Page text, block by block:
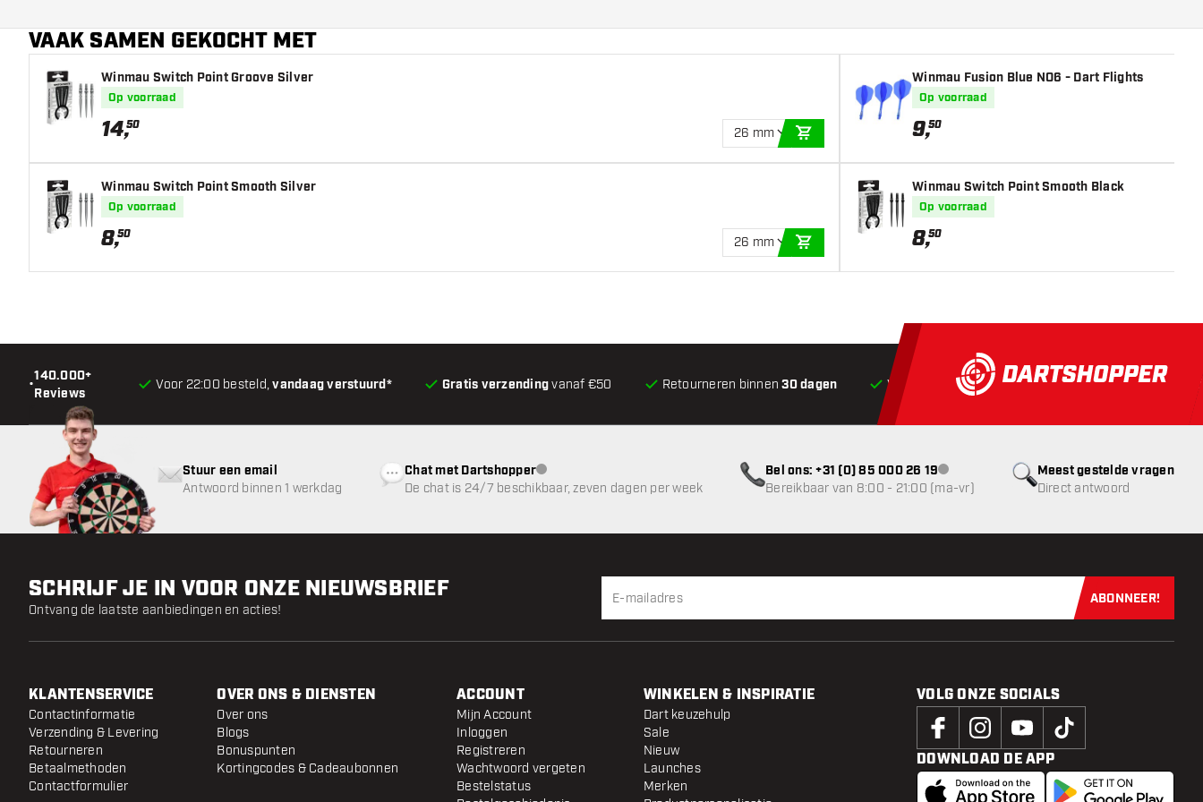
Barrel neus vorm
Barrel gripzone
Barrel vorm
Gewicht
VAAK SAMEN GEKOCHT MET
Winmau Switch Point Groove Silver
Op voorraad
14,50
26 mm
Winmau Switch Point Smooth Silver
Op voorraad
8,50
26 mm
Winmau Fusion Blue NO6 - Dart Flights
Op voorraad
9,50
Winmau Switch Point Smooth Black
Op voorraad
8,50
•
140.000+
Reviews
Voor 22:00 besteld,vandaag verstuurd* Gratis verzendingvanaf €50 Retourneren binnen30 dagen Voor 22:00 besteld,vandaag verstuurd*
Meest gestelde vragen
Direct antwoord
Stuur een email
Antwoord binnen 1 werkdag
Chat met Dartshopperklantenservice niet beschikbaar
De chat is 24/7 beschikbaar, zeven dagen per week
Bel ons: +31 (0) 85 000 26 19klantenservice niet beschikbaar
Bereikbaar van 8:00 - 21:00 (ma-vr)
SCHRIJF JE IN VOOR ONZE NIEUWSBRIEF
Ontvang de laatste aanbiedingen en acties!
Schrijf je
ABONNEER!
KLANTENSERVICE
Contactinformatie
Verzending & Levering
Retourneren
Betaalmethoden
Contactformulier
OVER ONS & DIENSTEN
Over ons
Blogs
Bonuspunten
Kortingcodes & Cadeaubonnen
ACCOUNT
Mijn Account
Inloggen
Registreren
Wachtwoord vergeten
Bestelstatus
WINKELEN & INSPIRATIE
Dart keuzehulp
Sale
Nieuw
Launches
Merken
VOLG ONZE SOCIALS
DOWNLOAD DE APP